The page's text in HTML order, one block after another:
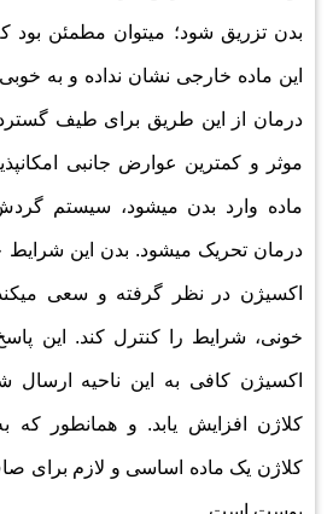
بدن تزریق شود؛ میتوان مطمئن بود
این ماده خارجی نشان نداده و به خوبی
درمان از این طریق برای طیف گسترده
موثر و کمترین عوارض جانبی
ماده وارد بدن میشود، سیستم
درمان تحریک میشود. بدن این شرایط
اکسیژن در نظر گرفته و سعی میکند
خونی، شرایط را کنترل کند. این
اکسیژن کافی به این ناحیه ارسال
کلاژن افزایش یابد. و همانطور که به
کلاژن یک ماده اساسی و لازم